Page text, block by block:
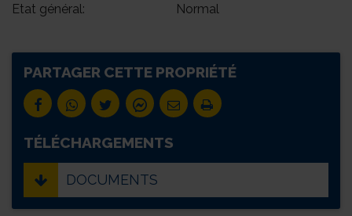
Etat général:
Normal
PARTAGER CETTE PROPRIÉTÉ
TÉLÉCHARGEMENTS
DOCUMENTS